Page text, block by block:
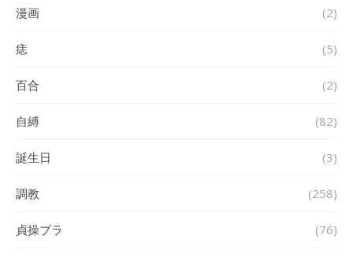
漫画 (2)
痣 (5)
百合 (2)
自縛 (82)
誕生日 (3)
調教 (258)
貞操ブラ (76)